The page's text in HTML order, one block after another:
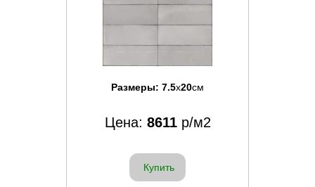
Размеры: 7.5x20см
Цена: 8611р/м2
Купить